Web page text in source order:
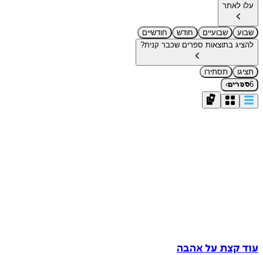
עלו לאתר
שבוע שבועיים חודש
חודשיים
להציג בתוצאות ספרים שכבר קנית?
תציגו
תסתירו
6ספרים›
עוד קצת על אהבה